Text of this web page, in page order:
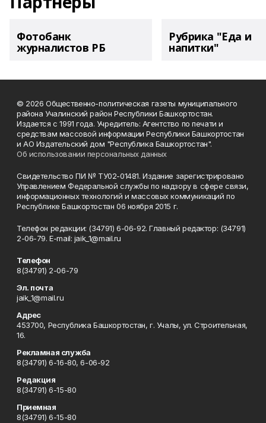
Фотобанк
журналистов РБ
Рубрика "Еда и
напитки"
© 2026 Общественно-политическая газеты муниципального
района Учалинский район Республики Башкортостан.
Издается с 1991 года. Учредитель: Агентство по печати и
средствам массовой информации Республики Башкортостан
и АО Издательский дом "Республика Башкортостан".
Об использовании персональных данных
Свидетельство ПИ № ТУ02-01481. Издание зарегистрировано
Управлением Федеральной службы по надзору в сфере связи,
информационных технологий и массовых коммуникаций по
Республике Башкортостан 06 ноября 2015 г.
Телефон редакции: (34791) 6-06-92. Главный редактор: (34791)
2-06-79. Е-mаil: jaik_1@mail.ru
Телефон
8(34791) 2-06-79
Эл. почта
jaik_1@mail.ru
Адрес
453700, Республика Башкортостан, г. Учалы, ул. Строительная,
16.
Рекламная служба
8(34791) 6-16-80, 6-06-92
Редакция
8(34791) 6-15-80
Приемная
8(34791) 6-15-80